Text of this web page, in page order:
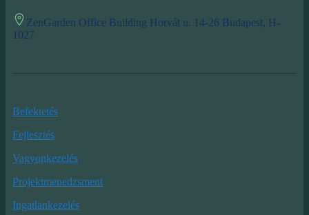
ZenGarden Office Building Horvát u. 14-26 Budapest, H-
1027
Befektetés
Fejlesztés
Vagyonkezelés
Projektmenedzsment
Ingatlankezelés